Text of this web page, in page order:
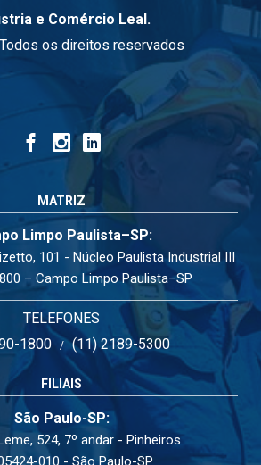
e Comércio Leal.
os direitos reservados
MATRIZ
Limpo Paulista–SP:
101 - Núcleo Paulista Industrial III
– Campo Limpo Paulista–SP
TELEFONES
1800/(11) 2189-5300
FILIAIS
São Paulo-SP:
524, 7º andar - Pinheiros
010 - São Paulo-SP